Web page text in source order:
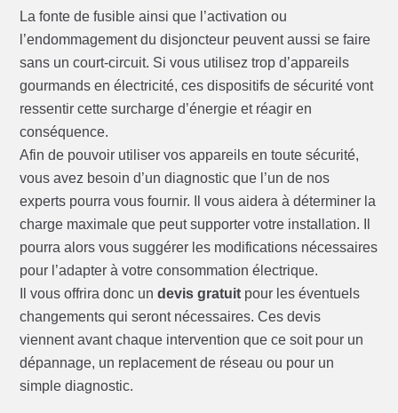
La fonte de fusible ainsi que l’activation ou
l’endommagement du disjoncteur peuvent aussi se faire
sans un court-circuit. Si vous utilisez trop d’appareils
gourmands en électricité, ces dispositifs de sécurité vont
ressentir cette surcharge d’énergie et réagir en
conséquence.
Afin de pouvoir utiliser vos appareils en toute sécurité,
vous avez besoin d’un diagnostic que l’un de nos
experts pourra vous fournir. Il vous aidera à déterminer la
charge maximale que peut supporter votre installation. Il
pourra alors vous suggérer les modifications nécessaires
pour l’adapter à votre consommation électrique.
Il vous offrira donc undevis gratuit pour les éventuels
changements qui seront nécessaires. Ces devis
viennent avant chaque intervention que ce soit pour un
dépannage, un replacement de réseau ou pour un
simple diagnostic.